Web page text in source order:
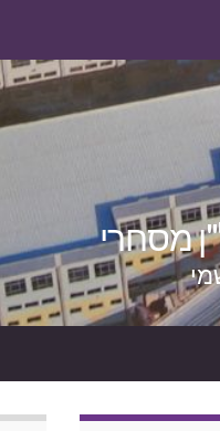
מסחרי